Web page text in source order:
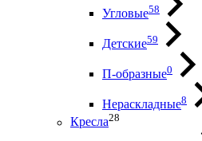
Угловые58
Детские59
П-образные0
Нераскладные8
Кресла28